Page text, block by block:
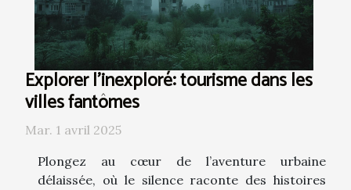
Explorer l'inexploré: tourisme dans les
villes fantômes
Mar. 1 avril 2025
Plongez au cœur de l’aventure urbaine
délaissée, où le silence raconte des histoires